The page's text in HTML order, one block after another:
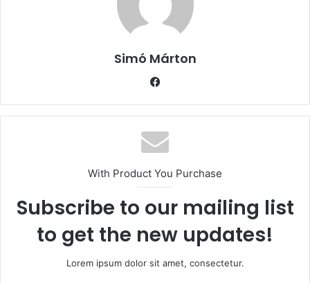
Simó Márton
With Product You Purchase
Subscribe to our mailing list
to get the new updates!
Lorem ipsum dolor sit amet, consectetur.